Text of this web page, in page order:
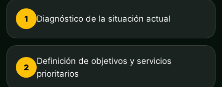
1 Diagnóstico de la situación actual
2
Definición de objetivos y servicios
prioritarios